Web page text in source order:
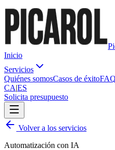
Inicio
Servicios
Quiénes somosCasos de éxitoFAQ
CA|ES
Solicita presupuesto
Volver a los servicios
Automatización con IA